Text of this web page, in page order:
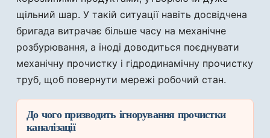
щільний шар. У такій ситуації навіть досвідчена
бригада витрачає більше часу на механічне
розбурювання, а іноді доводиться поєднувати
механічну прочистку і гідродинамічну прочистку
труб, щоб повернути мережі робочий стан.
До чого призводить ігнорування прочистки
каналізації